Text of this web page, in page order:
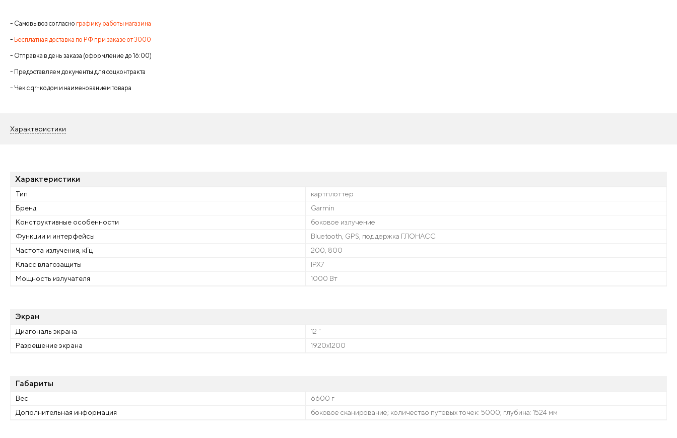
- Самовывоз согласно графику работы магазина
- Бесплатная доставка по РФ при заказе от 3000
- Отправка в день заказа (оформление до 16:00)
- Предоставляем документы для соцконтракта
- Чек с qr-кодом и наименованием товара
Характеристики
Характеристики
Тип
картплоттер
Бренд
Garmin
Конструктивные особенности
боковое излучение
Функции и интерфейсы
Bluetooth, GPS, поддержка ГЛОНАСС
Частота излучения, кГц
200, 800
Класс влагозащиты
IPX7
Мощность излучателя
1000 Вт
Экран
Диагональ экрана
12 "
Разрешение экрана
1920x1200
Габариты
Вес
6600 г
Дополнительная информация
боковое сканирование; количество путевых точек: 5000; глубина: 1524 мм